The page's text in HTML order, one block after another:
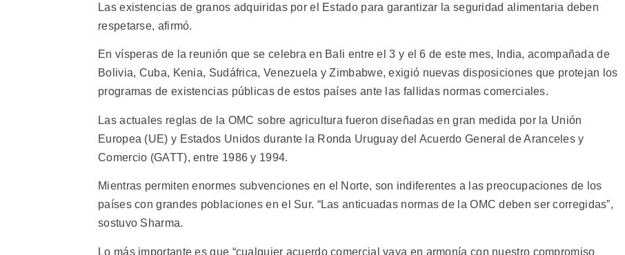
Las existencias de granos adquiridas por el Estado para garantizar la seguridad alimentaria deben
respetarse, afirmó.
En vísperas de la reunión que se celebra en Bali entre el 3 y el 6 de este mes, India, acompañada de
Bolivia, Cuba, Kenia, Sudáfrica, Venezuela y Zimbabwe, exigió nuevas disposiciones que protejan los
programas de existencias públicas de estos países ante las fallidas normas comerciales.
Las actuales reglas de la OMC sobre agricultura fueron diseñadas en gran medida por la Unión
Europea (UE) y Estados Unidos durante la Ronda Uruguay del Acuerdo General de Aranceles y
Comercio (GATT), entre 1986 y 1994.
Mientras permiten enormes subvenciones en el Norte, son indiferentes a las preocupaciones de los
países con grandes poblaciones en el Sur. “Las anticuadas normas de la OMC deben ser corregidas”,
sostuvo Sharma.
Lo más importante es que “cualquier acuerdo comercial vaya en armonía con nuestro compromiso